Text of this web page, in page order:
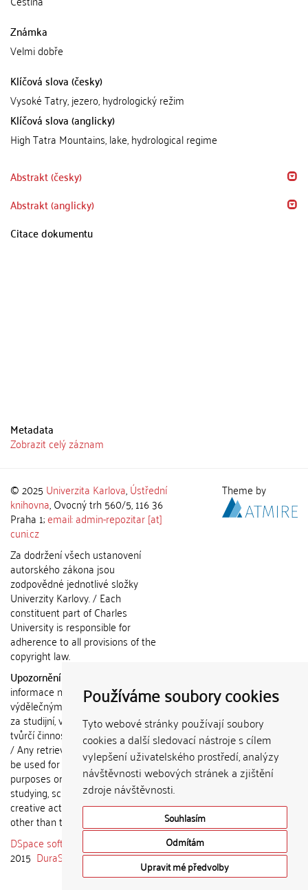
Používáme soubory cookies
Tyto webové stránky používají soubory
cookies a další sledovací nástroje s cílem
vylepšení uživatelského prostředí, analýzy
návštěvnosti webových stránek a zjištění
zdroje návštěvnosti.
Souhlasím
Odmítám
Upravit mé předvolby
Známka
Velmi dobře
Klíčová slova (česky)
Vysoké Tatry, jezero, hydrologický režim
Klíčová slova (anglicky)
High Tatra Mountains, lake, hydrological regime
Abstrakt (česky)
Abstrakt (anglicky)
Citace dokumentu
Metadata
Zobrazit celý záznam
© 2025 Univerzita Karlova,Ústřední
knihovna, Ovocný trh 560/5, 116 36
Praha 1;email: admin-repozitar [at]
cuni.cz
Za dodržení všech ustanovení
autorského zákona jsou
zodpovědné jednotlivé složky
Univerzity Karlovy. / Each
constituent part of Charles
University is responsible for
adherence to all provisions of the
copyright law.
Upozornění / Notice:
informace nemohou být použity k
výdělečným účelům nebo vydávány
za studijní, vědeckou nebo jinou
tvůrčí činnost jiné osoby než autora.
/ Any retrieved information shall not
be used for any commercial
purposes or claimed as results of
studying, scientific or any other
creative activities of any person
other than the author.
DSpace software
copyright © 2002-
2015 DuraSpace
Theme by